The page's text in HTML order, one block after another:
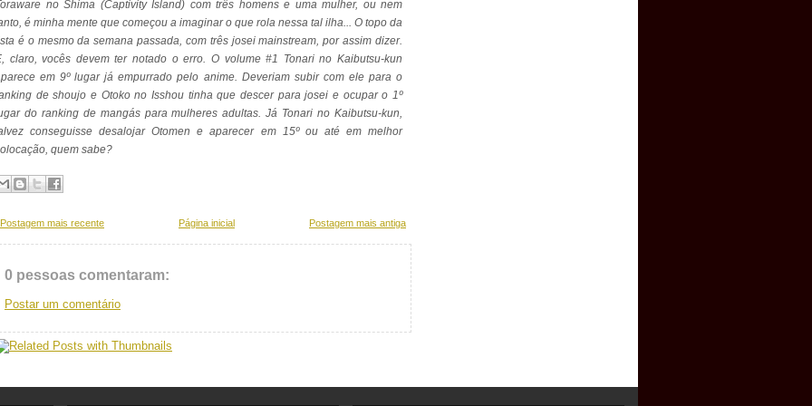
no Shima (Captivity Island) com três homens e uma mulher, ou nem
é minha mente que começou a imaginar o que rola nessa tal ilha... O topo da
é o mesmo da semana passada, com três josei mainstream, por assim dizer.
claro, vocês devem ter notado o erro. O volume #1 Tonari no Kaibutsu-kun
em 9º lugar já empurrado pelo anime. Deveriam subir com ele para o
de shoujo e Otoko no Isshou tinha que descer para josei e ocupar o 1º
do ranking de mangás para mulheres adultas. Já Tonari no Kaibutsu-kun,
conseguisse desalojar Otomen e aparecer em 15º ou até em melhor
quem sabe?
Postagem mais recente Postagem mais antiga
Página inicial
0 pessoas comentaram:
Postar um comentário